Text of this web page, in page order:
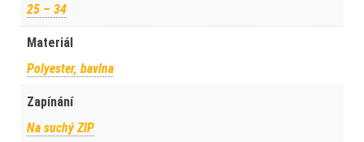
25 – 34
Materiál
Polyester, bavlna
Zapínání
Na suchý ZIP